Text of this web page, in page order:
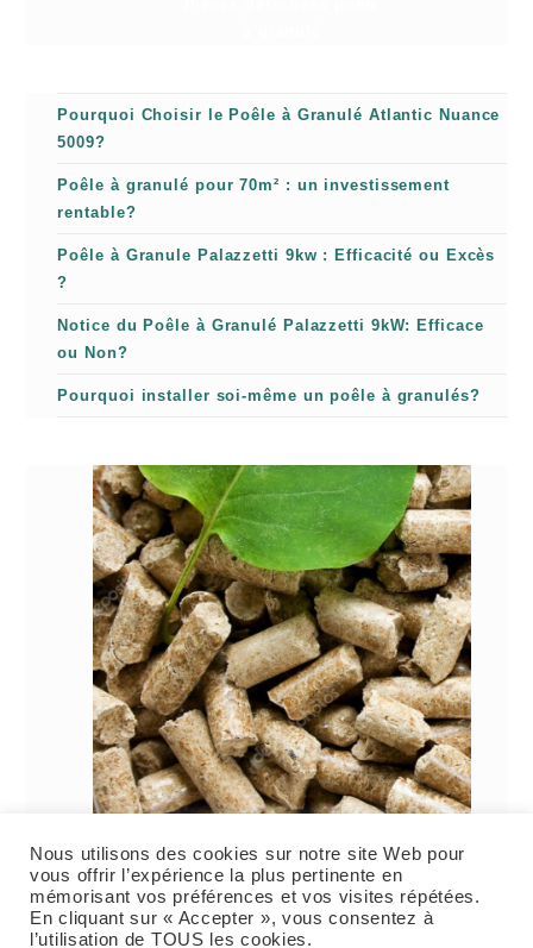
Pourquoi Choisir le Poêle à Granulé Atlantic Nuance
5009?
Poêle à granulé pour 70m² : un investissement
rentable?
Poêle à Granule Palazzetti 9kw : Efficacité ou Excès
?
Notice du Poêle à Granulé Palazzetti 9kW: Efficace
ou Non?
Pourquoi installer soi-même un poêle à granulés?
Granuleshop poêle à granulé
Nous utilisons des cookies sur notre site Web pour
vous offrir l’expérience la plus pertinente en
mémorisant vos préférences et vos visites répétées.
En cliquant sur « Accepter », vous consentez à
l’utilisation de TOUS les cookies.